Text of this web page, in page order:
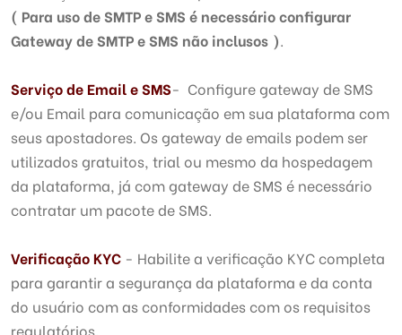
( Para uso de SMTP e SMS é necessário configurar
Gateway de SMTP e SMS não inclusos )
Serviço de Email e SMS- Configure gateway de SMS
e/ou Email para comunicação em sua plataforma com
seus apostadores. Os gateway de emails podem ser
utilizados gratuitos, trial ou mesmo da hospedagem
da plataforma, já com gateway de SMS é necessário
contratar um pacote de SMS.
Verificação KYC - Habilite a verificação KYC completa
para garantir a segurança da plataforma e da conta
do usuário com as conformidades com os requisitos
regulatórios.